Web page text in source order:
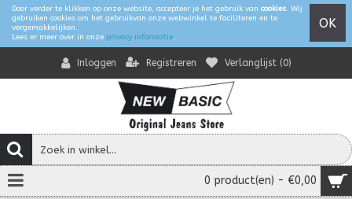
Door verder te klikken op onze website, accepteer je het gebruik van cookies. Wij
gebruiken cookies om het gebruikvan onze webwinkel te faciliteren en te
vergemakkelijken.
Lees er meer over in onze privacy informatie.
OK
Inloggen Registreren Verlanglijst (0)
0 product(en) - €0,00